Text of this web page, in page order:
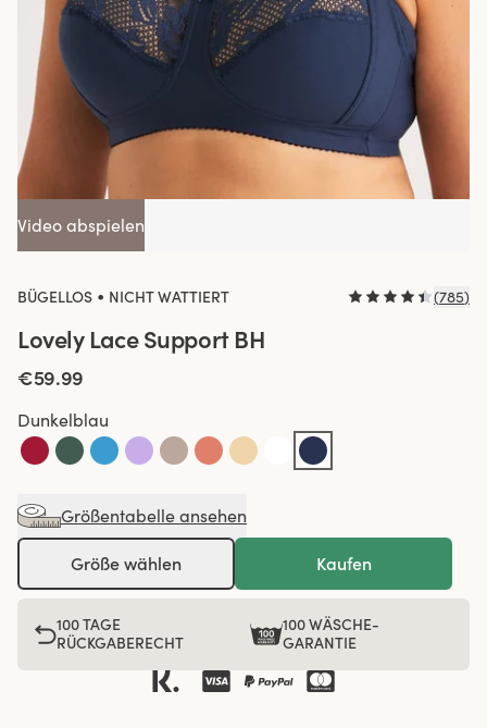
Video abspielen
BÜGELLOS • NICHT WATTIERT (785)
Lovely Lace Support BH
€59.99
Dunkelblau
Größentabelle ansehen
Größe wählen Kaufen
100 TAGE
RÜCKGABERECHT
100 WÄSCHE-
GARANTIE